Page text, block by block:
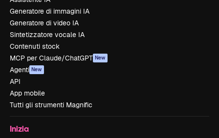
Generatore di immagini IA
Generatore di video IA
Sintetizzatore vocale IA
Contenuti stock
MCP per Claude/ChatGPT New
Agenti New
API
App mobile
Tutti gli strumenti Magnific
Inizia